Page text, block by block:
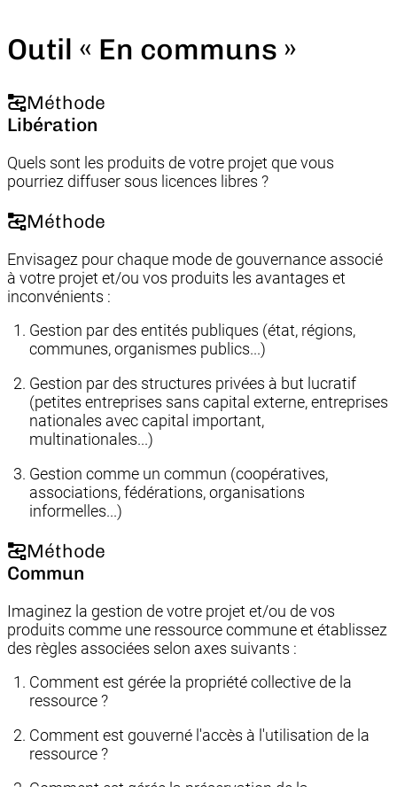
Outil « En communs »
Méthode
Libération
Quels sont les produits de votre projet que vous
pourriez diffuser sous licences libres ?
Méthode
Envisagez pour chaque mode de gouvernance associé
à votre projet et/ou vos produits les avantages et
inconvénients :
Gestion par des entités publiques (état, régions,
communes, organismes publics...)
Gestion par des structures privées à but lucratif
(petites entreprises sans capital externe, entreprises
nationales avec capital important,
multinationales...)
Gestion comme un commun (coopératives,
associations, fédérations, organisations
informelles...)
Méthode
Commun
Imaginez la gestion de votre projet et/ou de vos
produits comme une ressource commune et établissez
des règles associées selon axes suivants :
Comment est gérée la propriété collective de la
ressource ?
Comment est gouverné l'accès à l'utilisation de la
ressource ?
Comment est gérée la préservation de la